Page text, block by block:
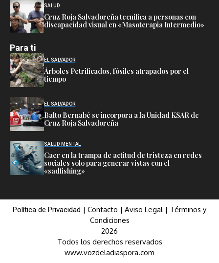
SALUD
Cruz Roja Salvadoreña tecnifica a personas con
discapacidad visual en «Masoterapia Intermedio»
Para ti
EL SALVADOR
Árboles Petrificados, fósiles atrapados por el
tiempo
EL SALVADOR
Balto Bernabé se incorpora a la Unidad KSAR de
Cruz Roja Salvadoreña
SALUD MENTAL
Caer en la trampa de actitud de tristeza en redes
sociales solo para generar vistas con el
«sadfishing»
Política de Privacidad | Contacto | Aviso Legal| Términos y
Condiciones
2026
Todos los derechos reservados
www.vozdeladiaspora.com